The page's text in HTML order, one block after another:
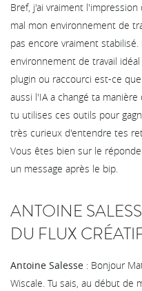
Bref, j'ai vraiment
mal mon environnement de
pas encore vraiment
environnement de travail
plugin ou raccourci est-ce
aussi l'IA a changé ta
tu utilises ces outils pour
très curieux d'entendre tes
Vous êtes bien sur le
un message après le bip.
ANTOINE
DU FLUX
Antoine Salesse : Bonjour
Wiscale. Tu sais, au début de